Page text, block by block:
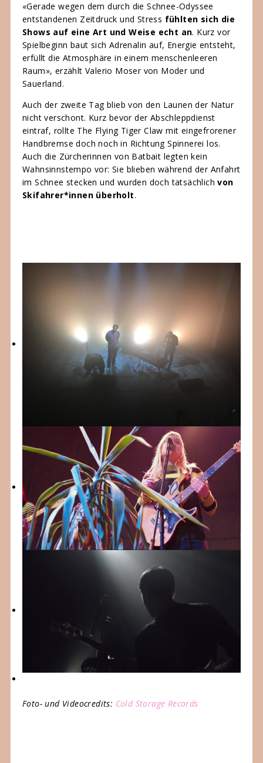
«Gerade wegen dem durch die Schnee-Odyssee
entstandenen Zeitdruck und Stress fühlten sich die
Shows auf eine Art und Weise echt an. Kurz vor
Spielbeginn baut sich Adrenalin auf, Energie entsteht,
erfüllt die Atmosphäre in einem menschenleeren
Raum», erzählt Valerio Moser von Moder und
Sauerland.
Auch der zweite Tag blieb von den Launen der Natur
nicht verschont. Kurz bevor der Abschleppdienst
eintraf, rollte The Flying Tiger Claw mit eingefrorener
Handbremse doch noch in Richtung Spinnerei los.
Auch die Zürcherinnen von Batbait legten kein
Wahnsinnstempo vor: Sie blieben während der Anfahrt
im Schnee stecken und wurden doch tatsächlichvon
Skifahrer*innen überholt.
Foto- und Videocredits: Cold Storage Records